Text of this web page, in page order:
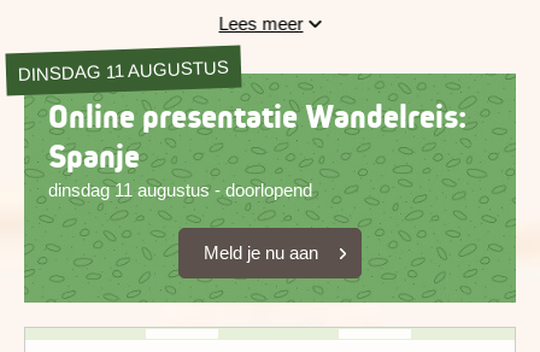
mogelijkheden hebt om er ook zelf eens op uit te trekken. We
bieden je een unieke manier om het mooie Spanje te gaan
verkennen!
Lees meer
DINSDAG 11 AUGUSTUS
Online presentatie Wandelreis:
Spanje
dinsdag 11 augustus - doorlopend
Meld je nu aan